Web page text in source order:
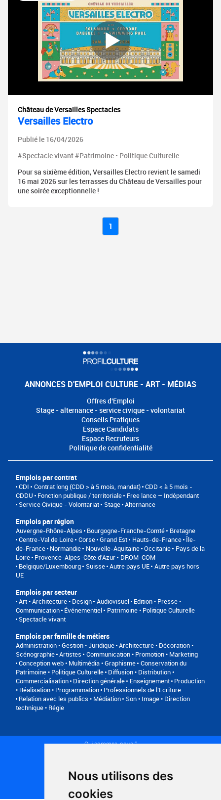
Nous utilisons des
cookies
Château de Versailles Spectacles
Versailles Electro
Publié le 16/04/2026
#Spectacle vivant #Patrimoine • Politique Culturelle
Pour sa sixième édition, Versailles Electro revient le samedi
16 mai 2026 sur les terrasses du Château de Versailles pour
une soirée exceptionnelle !
1
ANNONCES D'EMPLOI CULTURE - ART - MÉDIAS
Offres d'Emploi
Stage - alternance - service civique - volontariat
Conseils Pratiques
Espace Candidats
Espace Recruteurs
Politique de confidentialité
Emplois par contrat
CDI Contrat long (CDD > à 5 mois, mandat) CDD < à 5 mois -
CDDU
Fonction publique / territoriale
Free lance – Indépendant
Service Civique - Volontariat
Stage Alternance
Emplois par région
Auvergne-Rhône-Alpes Bourgogne-Franche-Comté
Bretagne
Centre-Val de Loire Corse Grand Est Hauts-de-France Île-
de-France Normandie Nouvelle-Aquitaine Occitanie
Pays de la
Loire Provence-Alpes-Côte d'Azur
DROM-COM
Belgique/Luxembourg
Suisse Autre pays UE Autre pays hors
UE
Emplois par secteur
Art • Architecture • Design Audiovisuel Edition • Presse •
Communication Événementiel
Patrimoine • Politique Culturelle
Spectacle vivant
Emplois par famille de métiers
Administration • Gestion • Juridique Architecture • Décoration •
Scénographie Artistes
Communication • Promotion • Marketing
Conception web • Multimédia • Graphisme Conservation du
Patrimoine • Politique Culturelle Diffusion • Distribution •
Commercialisation Direction générale Enseignement Production
• Réalisation • Programmation Professionnels de l’Ecriture
Relation avec les publics • Médiation
Son • Image • Direction
technique • Régie
Qui sommes-nous ?
Plan du site
FAQ recruteurs
FAQ